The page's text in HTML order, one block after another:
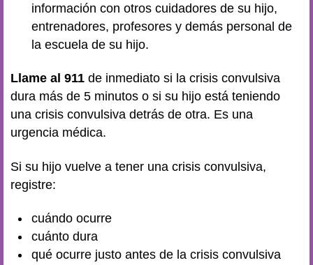
información con otros cuidadores de su hijo,
entrenadores, profesores y demás personal de
la escuela de su hijo.
Llame al 911 de inmediato si la crisis convulsiva
dura más de 5 minutos o si su hijo está teniendo
una crisis convulsiva detrás de otra. Es una
urgencia médica.
Si su hijo vuelve a tener una crisis convulsiva,
registre:
cuándo ocurre
cuánto dura
qué ocurre justo antes de la crisis convulsiva